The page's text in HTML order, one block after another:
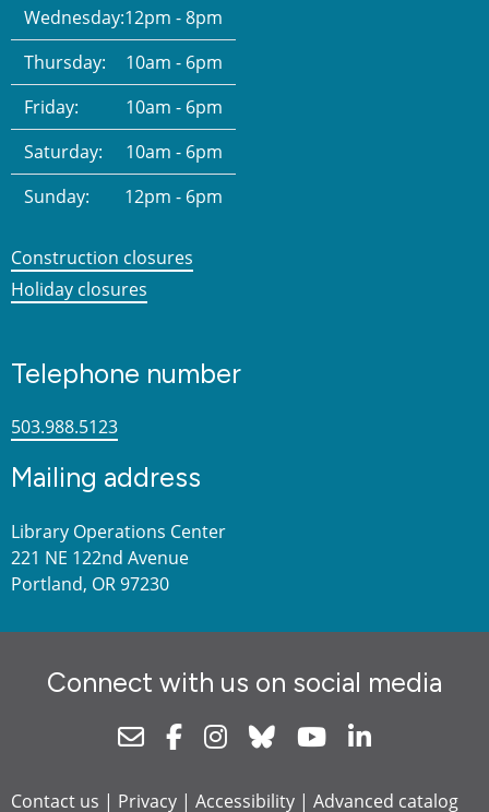
Wednesday:12pm - 8pm
Thursday:
10am - 6pm
Friday:
10am - 6pm
Saturday:
10am - 6pm
Sunday:
12pm - 6pm
Construction closures
Holiday closures
Telephone number
503.988.5123
Mailing address
Library Operations Center
221 NE 122nd Avenue
Portland, OR 97230
Connect with us on social media
NewsletterFacebookInstagram
Bluesky Youtube
Contact us | Privacy | Accessibility | Advanced catalog